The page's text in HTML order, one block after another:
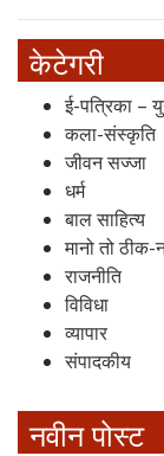
केटेगरी
ई-पत्रिका –
कला-संस्कृति
जीवन सज्जा
धर्म
बाल साहित्य
मानो तो ठीक-
राजनीति
विविधा
व्यापार
संपादकीय
नवीन पोस्ट